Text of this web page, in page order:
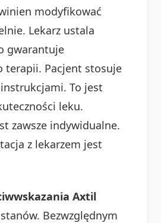
modyfikować
Lekarz ustala
gwarantuje
terapii. Pacjent stosuje
To jest
leku.
zawsze indywidualne.
z lekarzem jest
Axtil
Bezwzględnym